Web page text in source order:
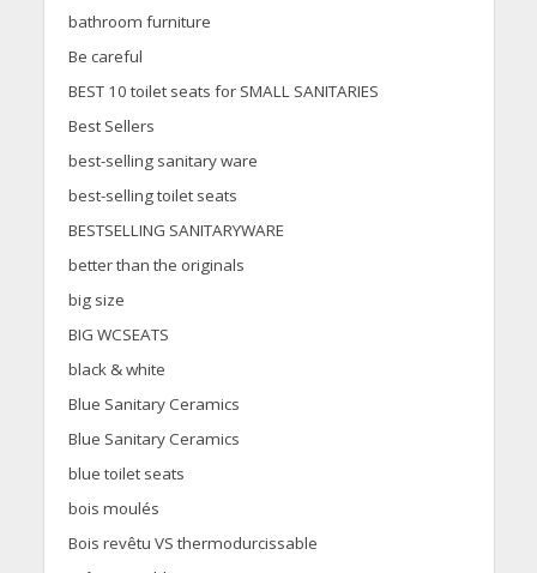
bathroom furniture
Be careful
BEST 10 toilet seats for SMALL SANITARIES
Best Sellers
best-selling sanitary ware
best-selling toilet seats
BESTSELLING SANITARYWARE
better than the originals
big size
BIG WCSEATS
black & white
Blue Sanitary Ceramics
Blue Sanitary Ceramics
blue toilet seats
bois moulés
Bois revêtu VS thermodurcissable